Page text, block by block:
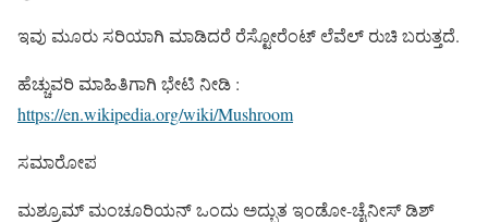
ಇವು ಮೂರು ಸರಿಯಾಗಿ ಮಾಡಿದರೆ ರೆಸ್ಟೋರೆಂಟ್ ಲೆವೆಲ್ ರುಚಿ ಬರುತ್ತದೆ.
ಹೆಚ್ಚುವರಿ ಮಾಹಿತಿಗಾಗಿ ಭೇಟಿ ನೀಡಿ :
https://en.wikipedia.org/wiki/Mushroom
ಸಮಾರೋಪ
ಮಶ್ರೂಮ್ ಮಂಚೂರಿಯನ್ ಒಂದು ಅದ್ಭುತ ಇಂಡೋ-ಚೈನೀಸ್ ಡಿಶ್